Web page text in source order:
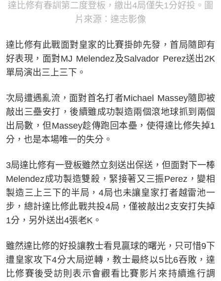
達比修有春訓第二度登板，繳出4局僅失1分好投。圖
片來源：達志影像
達比修有此戰面對皇家的比賽掛帥先發，首局隨即有
好表現，面對MJ Melendez及Salvador Perez送出2K
單局演出三上三下。
次局遭遇亂流，面對首名打者Michael Massey隨即被
敲出三壘安打，後續雖成功製造兩個滾地球抓到兩個
出局數，但Massey趁傳跑回本壘，使得達比修失掉1
分，也是本場唯一的失分。
3局達比修有一登板雖然立刻送出保送，但面對下一棒
Melendez成功製造雙殺，緊接著又三振Perez，變相
製造三上三下的半局，4局也未讓皇家打者越雷池一
步，總計達比修此戰共投4局，僅被敲出2支安打失掉
1分，另外送出4張老K。
雖然達比修的好投讓教士看見贏球的曙光，只可惜9下
遭皇家攻下4分大局逆轉，教士最終以5比6吞敗，達
比修賽後受訪則表示會觀看比賽影片來持續進行調